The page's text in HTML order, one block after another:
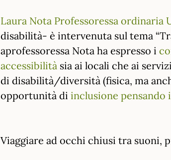
Laura Nota Professoressa ordinaria
disabilità- è intervenuta sul tema
aprofessoressa Nota ha espresso i
accessibilità sia ai locali che ai
di disabilità/diversità (fisica, ma
opportunità di inclusione pensando
Viaggiare ad occhi chiusi tra suoni,